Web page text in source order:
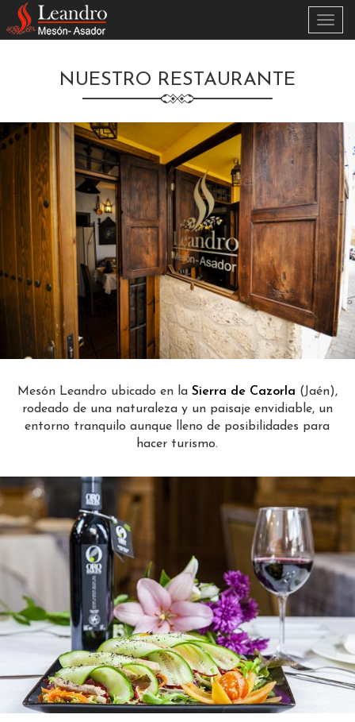
Skip to main content
Activar
menú
NUESTRO RESTAURANTE
Mesón Leandro ubicado en la Sierra de Cazorla (Jaén),
rodeado de una naturaleza y un paisaje envidiable, un
entorno tranquilo aunque lleno de posibilidades para
hacer turismo.